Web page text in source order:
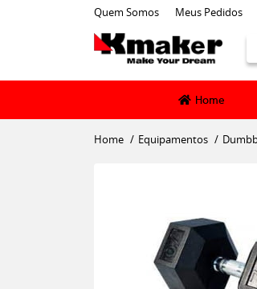
Quem Somos Meus Pedidos
Home
Home Equipamentos